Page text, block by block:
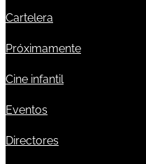
Cartelera
Próximamente
Cine infantil
Eventos
Directores